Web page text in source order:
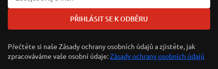
PŘIHLÁSIT SE K ODBĚRU
Přečtěte si naše Zásady ochrany osobních údajů a zjistěte, jak
zpracováváme vaše osobní údaje:Zásady ochrany osobních údajů